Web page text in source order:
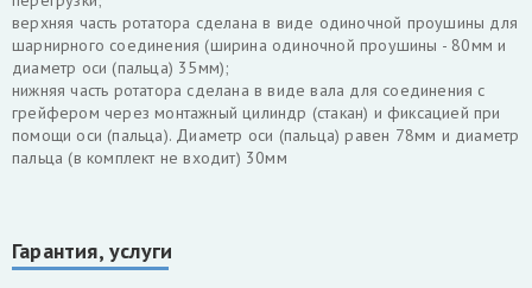
верхняя часть ротатора сделана в виде одиночной проушины для
шарнирного соединения (ширина одиночной проушины - 80мм и
диаметр оси (пальца) 35мм);
нижняя часть ротатора сделана в виде вала для соединения с
грейфером через монтажный цилиндр (стакан) и фиксацией при
помощи оси (пальца). Диаметр оси (пальца) равен 78мм и диаметр
пальца (в комплект не входит) 30мм
Гарантия, услуги